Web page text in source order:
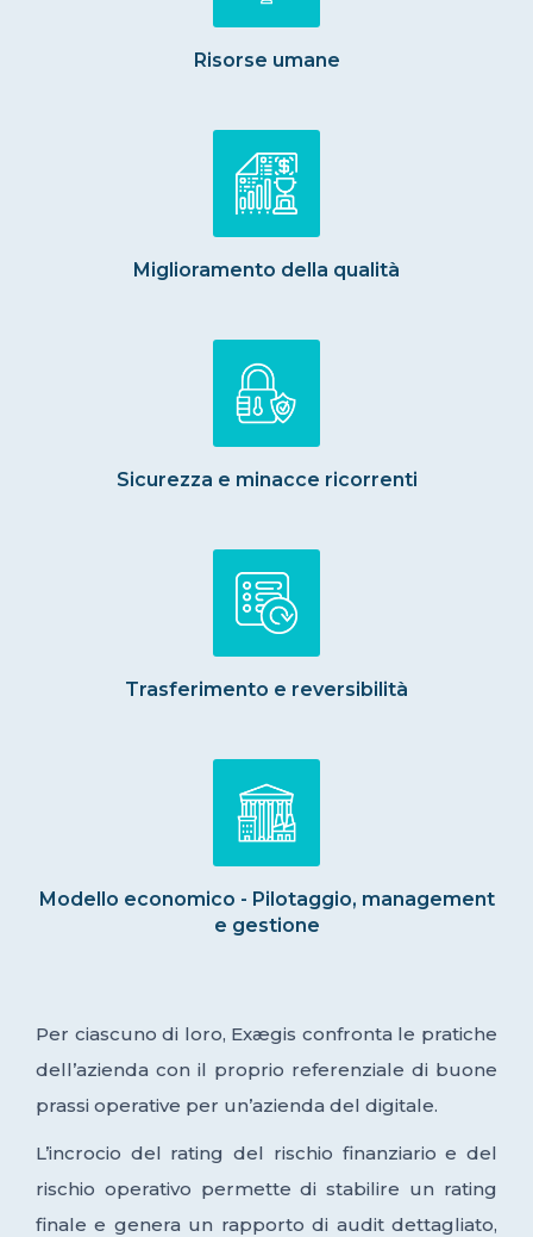
Risorse umane
Miglioramento della qualità
Sicurezza e minacce ricorrenti
Trasferimento e reversibilità
Modello economico - Pilotaggio, management
e gestione
Per ciascuno di loro, Exægis confronta le pratiche
dell’azienda con il proprio referenziale di buone
prassi operative per un’azienda del digitale.
L’incrocio del rating del rischio finanziario e del
rischio operativo permette di stabilire un rating
finale e genera un rapporto di audit dettagliato,